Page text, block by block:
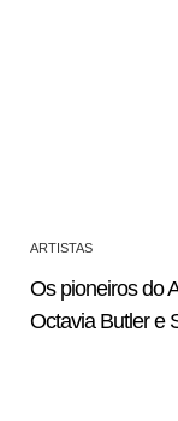
ARTISTAS
Os pioneiros do
Octavia Butler e